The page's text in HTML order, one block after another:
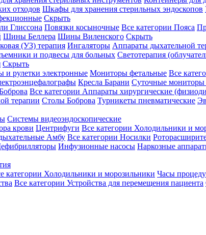
отходов Шкафы для хранения стерильных эндоскопов
Скрыть
Глиссона Повязки косыночные Все категории Пояса
Шины Беллера Шины Виленского Скрыть
(УЗ) терапия Ингаляторы Аппараты дыхательной
и подвесы для больных Светотерапия
Скрыть
и рулетки электронные Мониторы фетальные Все
Кресла Барани Суточные
Все категории Аппараты хирургические
терапии Столы Боброва Турникеты пневматические
Системы видеоэндоскопические
крови Центрифуги Все категории Холодильники и
Амбу Все категории Носилки
Инфузионные насосы Наркозные
категории Холодильники и морозильники Часы
Все категории Устройства для перемещения пациента